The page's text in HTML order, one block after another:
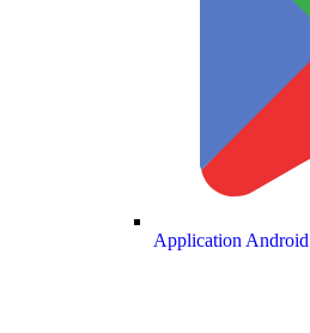
Application Android